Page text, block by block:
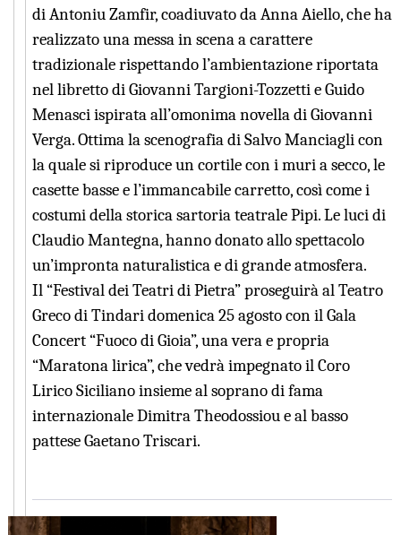
di Antoniu Zamfir, coadiuvato da Anna Aiello, che ha
realizzato una messa in scena a carattere
tradizionale rispettando l’ambientazione riportata
nel libretto di Giovanni Targioni-Tozzetti e Guido
Menasci ispirata all’omonima novella di Giovanni
Verga. Ottima la scenografia di Salvo Manciagli con
la quale si riproduce un cortile con i muri a secco, le
casette basse e l’immancabile carretto, così come i
costumi della storica sartoria teatrale Pipi. Le luci di
Claudio Mantegna, hanno donato allo spettacolo
un’impronta naturalistica e di grande atmosfera.
Il “Festival dei Teatri di Pietra” proseguirà al Teatro
Greco di Tindari domenica 25 agosto con il Gala
Concert “Fuoco di Gioia”, una vera e propria
“Maratona lirica”, che vedrà impegnato il Coro
Lirico Siciliano insieme al soprano di fama
internazionale Dimitra Theodossiou e al basso
pattese Gaetano Triscari.